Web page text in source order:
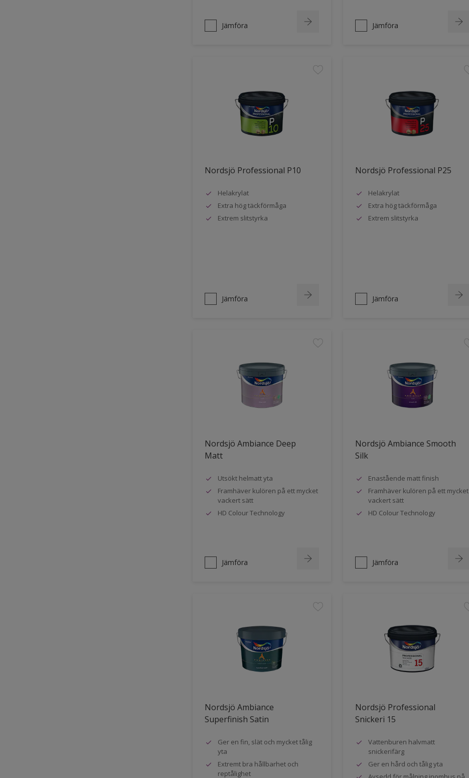
Jämföra Jämföra
Nordsjö Professional P10
Helakrylat
Extra hög täckförmåga
Extrem slitstyrka
Jämföra
Nordsjö Professional P25
Helakrylat
Extra hög täckförmåga
Extrem slitstyrka
Jämföra
Nordsjö Ambiance Deep
Matt
Utsökt helmatt yta
Framhäver kulören på ett mycket
vackert sätt
HD Colour Technology
Jämföra
Nordsjö Ambiance Smooth
Silk
Enastående matt finish
Framhäver kulören på ett mycket
vackert sätt
HD Colour Technology
Jämföra
Nordsjö Ambiance
Superfinish Satin
Ger en fin, slät och mycket tålig
yta
Extremt bra hållbarhet och
reptålighet
Nordsjö Professional
Snickeri 15
Vattenburen halvmatt
snickerifärg
Ger en hård och tålig yta